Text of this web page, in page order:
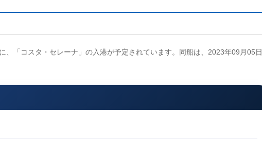
「コスタ・セレーナ」の入港が予定されています。同船は、2023年09月05日